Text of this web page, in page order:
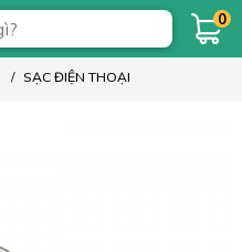
0
SẠC ĐIỆN THOẠI